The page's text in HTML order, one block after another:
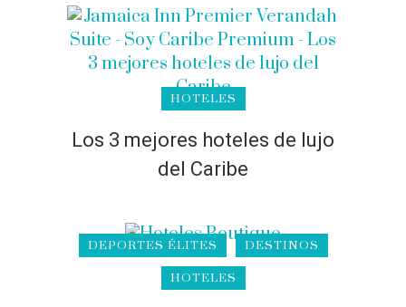
HOTELES
Los 3 mejores hoteles de lujo
del Caribe
DEPORTES ÉLITES DESTINOS
HOTELES